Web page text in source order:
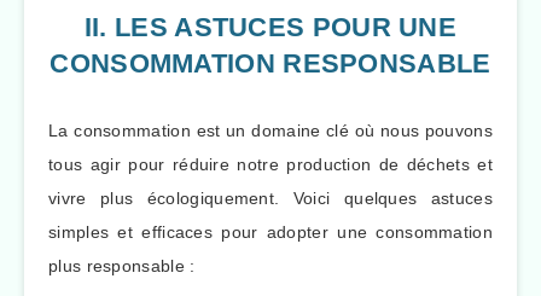
II. LES ASTUCES POUR UNE
CONSOMMATION RESPONSABLE
La consommation est un domaine clé où nous pouvons
tous agir pour réduire notre production de déchets et
vivre plus écologiquement. Voici quelques astuces
simples et efficaces pour adopter une consommation
plus responsable :